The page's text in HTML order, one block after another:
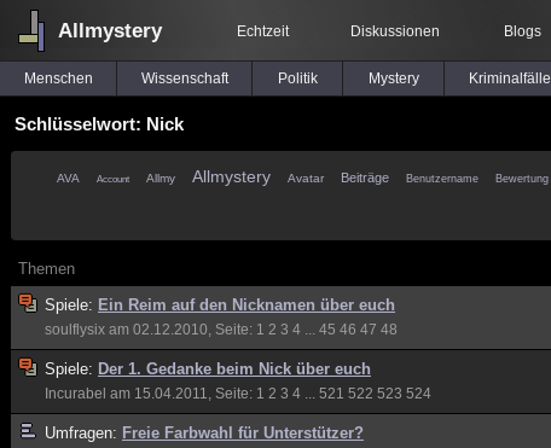
Allmystery Echtzeit Diskussionen Blogs
Menschen Wissenschaft Politik Mystery Kriminalfälle
Schlüsselwort: Nick
AVA Account Allmy Allmystery Avatar Beiträge Benutzername Bewertung
Themen
Spiele: Ein Reim auf den Nicknamen über euch
soulflysix am 02.12.2010, Seite: 1 2 3 4 45 46 47 48
Spiele: Der 1. Gedanke beim Nick über euch
Incurabel am 15.04.2011, Seite: 1 2 3 4 521 522 523 524
Umfragen: Freie Farbwahl für Unterstützer?